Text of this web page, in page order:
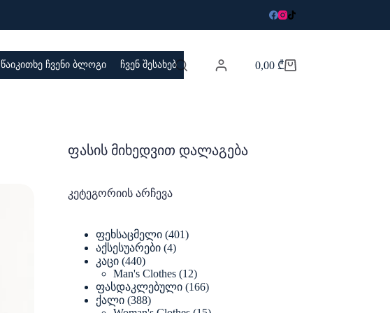
წაიკითხე ჩვენი ბლოგი ჩვენ შესახებ
Shopping
0,00 ₾
ფასის მიხედვით დალაგება
კეტეგორიის არჩევა
ფეხსაცმელი 401401
აქსესუარები 44
კაცი 440440
products
Man's Clothes 1212
products
ფასდაკლებული 166166
ქალი 388388